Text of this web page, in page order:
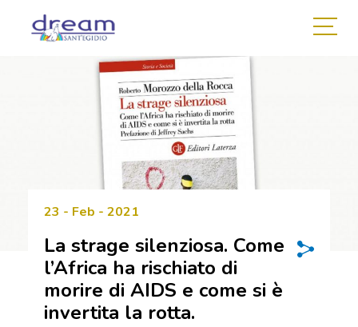
23 - Feb - 2021
La strage silenziosa. Come
l’Africa ha rischiato di
morire di AIDS e come si è
invertita la rotta.